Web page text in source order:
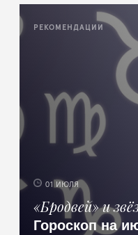
РЕКОМЕНДАЦИИ
01 ИЮЛЯ
«Бродвей» и
Гороскоп на